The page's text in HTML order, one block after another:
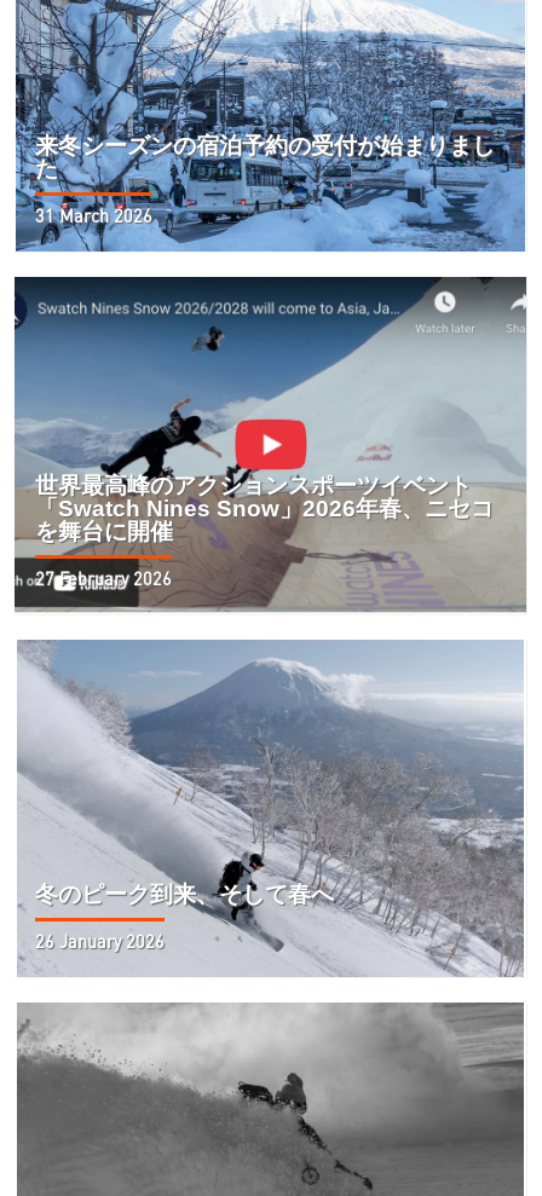
来冬シーズンの宿泊予約の受付が始まりまし
た
31 March 2026
世界最高峰のアクションスポーツイベント
「Swatch Nines Snow」2026年春、ニセコ
を舞台に開催
27 February 2026
冬のピーク到来、そして春へ
26 January 2026